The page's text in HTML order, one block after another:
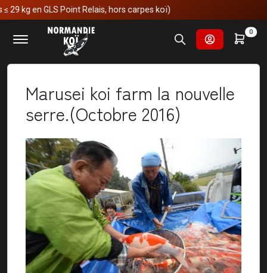
kg en GLS Point Relais, hors carpes koï)
0
Accueil
Nos voyages au japon
Marusei koi farm la nouvelle serre.(Octobre 2016)
Marusei koi farm la nouvelle
serre.(Octobre 2016)